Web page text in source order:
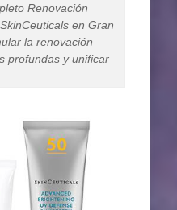
Renovación
en Gran
la renovación
profundas y unificar